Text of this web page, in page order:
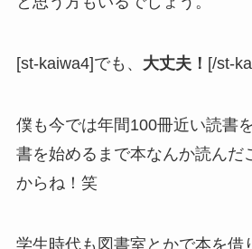
[st-kaiwa4]でも、 大丈夫！ [/st-
僕も今では年間100冊近い読書
書を始めるまで本なんか読んだ
からね！笑
学生時代も図書室とかで本を借